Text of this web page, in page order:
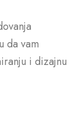
da vam
i dizajnu